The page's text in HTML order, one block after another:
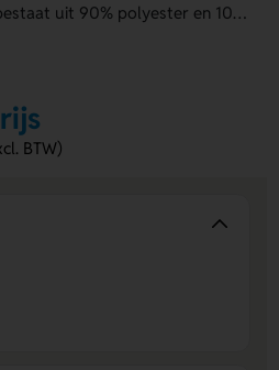
uit 90% polyester en 10%
vrijwel iedereen. De Korte
geeft. Het schort kan bedrukt
mogelijkheid biedt om
spotlight te zetten. Geef je
BTW)